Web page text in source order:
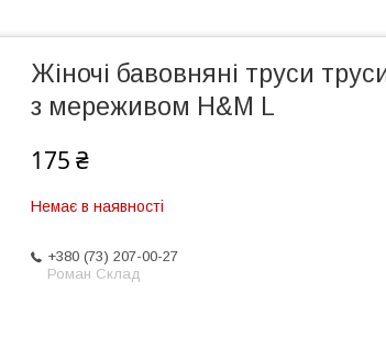
Жіночі бавовняні труси
з мереживом H&M L
175 ₴
Немає в наявності
+380 (73) 207-00-27
Роман Склад